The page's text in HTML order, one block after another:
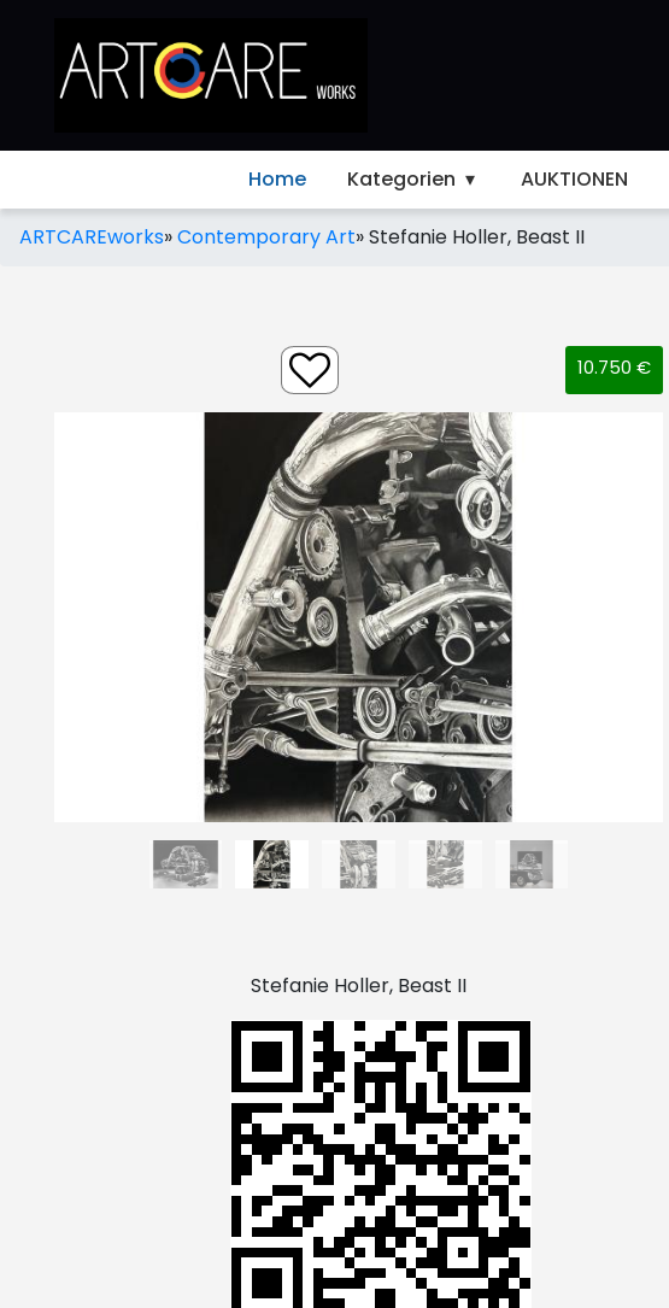
Home Kategorien AUKTIONEN
ARTCAREworks»Contemporary Art»Stefanie Holler, Beast II
10.750 €
Stefanie Holler, Beast II